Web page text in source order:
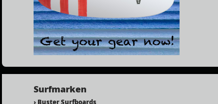
Surfmarken
› Buster Surfboards